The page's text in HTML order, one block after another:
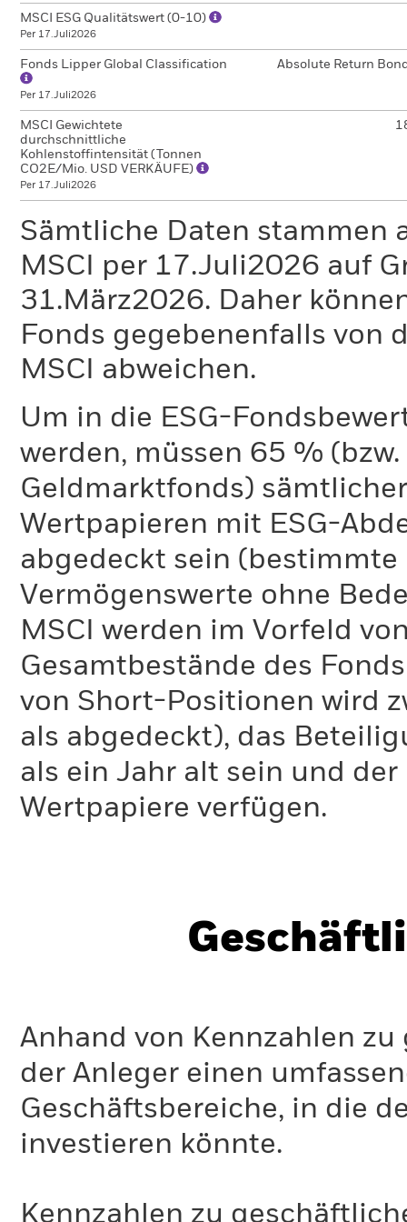
MSCI ESG Qualitätswert (0-10)
Per 17.Juli2026
Fonds Lipper Global Classification
Per 17.Juli2026
Absolute Return
MSCI Gewichtete
durchschnittliche
Kohlenstoffintensität (Tonnen
CO2E/Mio. USD VERKÄUFE)
Per 17.Juli2026
Sämtliche Daten stammen
MSCI per 17.Juli2026 auf
31.März2026. Daher
Fonds gegebenenfalls von
MSCI abweichen.
Um in die ESG-
werden, müssen 65 %
Geldmarktfonds)
Wertpapieren mit ESG-
abgedeckt sein
Vermögenswerte ohne
MSCI werden im Vorfeld
Gesamtbestände des
von Short-Positionen wird
als abgedeckt), das
als ein Jahr alt sein und
Wertpapiere verfügen.
Anhand von Kennzahlen
der Anleger einen
Geschäftsbereiche, in die
investieren könnte.
Kennzahlen zu